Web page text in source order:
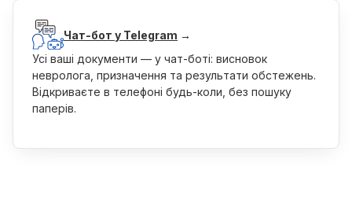
Чат-бот у Telegram →
Усі ваші документи — у чат-боті: висновок
невролога, призначення та результати обстежень.
Відкриваєте в телефоні будь-коли, без пошуку
паперів.